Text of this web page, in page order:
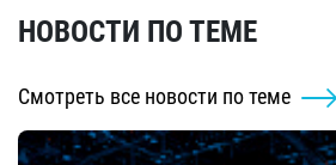
НОВОСТИ ПО ТЕМЕ
Смотреть все новости по теме